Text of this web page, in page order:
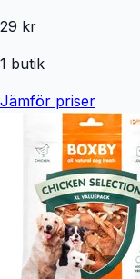
29 kr
1 butik
Jämför priser